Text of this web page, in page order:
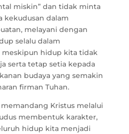
miskin” dan tidak minta
kekudusan dalam
melayani dengan
selalu dalam
meskipun hidup kita tidak
serta tetap setia kepada
budaya yang semakin
firman Tuhan.
Kristus melalui
membentuk karakter,
hidup kita menjadi